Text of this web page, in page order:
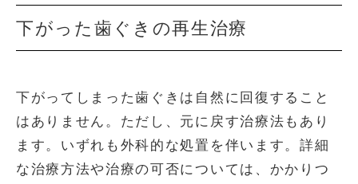
下がった歯ぐきの再生治療
下がってしまった歯ぐきは自然に回復すること
はありません。ただし、元に戻す治療法もあり
ます。いずれも外科的な処置を伴います。詳細
な治療方法や治療の可否については、かかりつ